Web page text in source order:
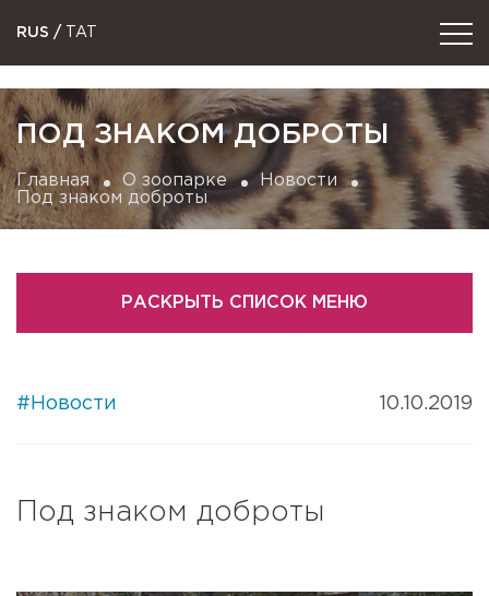
RUS / TAT
ПОД ЗНАКОМ ДОБРОТЫ
Главная О зоопарке
Новости
Под знаком доброты
РАСКРЫТЬ СПИСОК МЕНЮ
#Новости 10.10.2019
Под знаком доброты